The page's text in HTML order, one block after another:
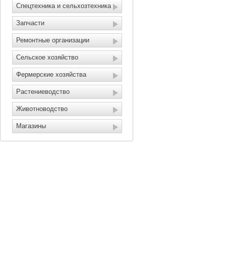
Спецтехника и сельхозтехника
Запчасти
Ремонтные организации
Сельское хозяйство
Фермерские хозяйства
Растениеводство
Животноводство
Магазины